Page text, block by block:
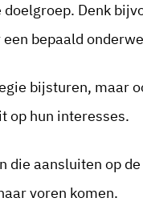
Denk
bepaald
bijsturen, maar
op hun interesses.
die aansluiten op
voren komen.